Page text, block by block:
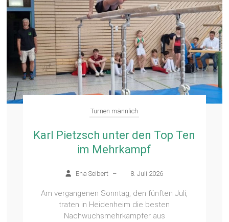
Turnen männlich
Karl Pietzsch unter den Top Ten
im Mehrkampf
Ena Seibert – 8. Juli 2026
Am vergangenen Sonntag, den fünften Juli,
traten in Heidenheim die besten
Nachwuchsmehrkämpfer aus